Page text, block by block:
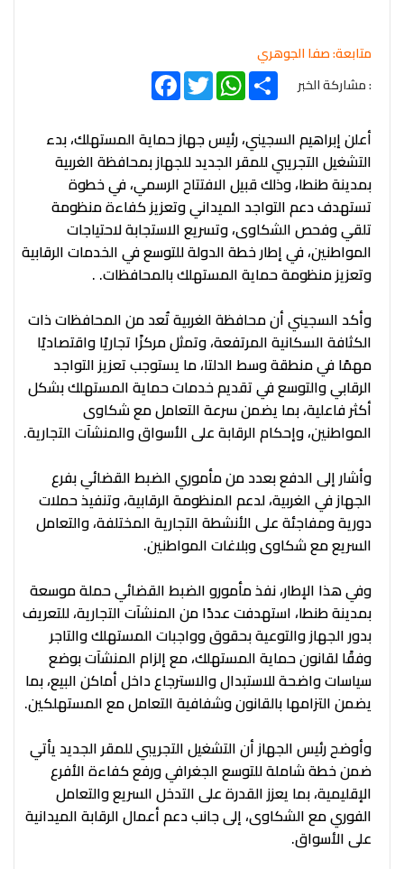
متابعة: صفا الجوهري
: مشاركة الخبر
FacebookTwitter
WhatsAppShare
أعلن إبراهيم السجيني، رئيس جهاز حماية المستهلك، بدء
التشغيل التجريبي للمقر الجديد للجهاز بمحافظة الغربية
بمدينة طنطا، وذلك قبيل الافتتاح الرسمي، في خطوة
تستهدف دعم التواجد الميداني وتعزيز كفاءة منظومة
تلقي وفحص الشكاوى، وتسريع الاستجابة لاحتياجات
المواطنين، في إطار خطة الدولة للتوسع في الخدمات الرقابية
وتعزيز منظومة حماية المستهلك بالمحافظات. .
وأكد السجيني أن محافظة الغربية تُعد من المحافظات ذات
الكثافة السكانية المرتفعة، وتمثل مركزًا تجاريًا واقتصاديًا
مهمًا في منطقة وسط الدلتا، ما يستوجب تعزيز التواجد
الرقابي والتوسع في تقديم خدمات حماية المستهلك بشكل
أكثر فاعلية، بما يضمن سرعة التعامل مع شكاوى
المواطنين، وإحكام الرقابة على الأسواق والمنشآت التجارية.
وأشار إلى الدفع بعدد من مأموري الضبط القضائي بفرع
الجهاز في الغربية، لدعم المنظومة الرقابية، وتنفيذ حملات
دورية ومفاجئة على الأنشطة التجارية المختلفة، والتعامل
السريع مع شكاوى وبلاغات المواطنين.
وفي هذا الإطار، نفذ مأمورو الضبط القضائي حملة موسعة
بمدينة طنطا، استهدفت عددًا من المنشآت التجارية، للتعريف
بدور الجهاز والتوعية بحقوق وواجبات المستهلك والتاجر
وفقًا لقانون حماية المستهلك، مع إلزام المنشآت بوضع
سياسات واضحة للاستبدال والاسترجاع داخل أماكن البيع، بما
يضمن التزامها بالقانون وشفافية التعامل مع المستهلكين.
وأوضح رئيس الجهاز أن التشغيل التجريبي للمقر الجديد يأتي
ضمن خطة شاملة للتوسع الجغرافي ورفع كفاءة الأفرع
الإقليمية، بما يعزز القدرة على التدخل السريع والتعامل
الفوري مع الشكاوى، إلى جانب دعم أعمال الرقابة الميدانية
على الأسواق.